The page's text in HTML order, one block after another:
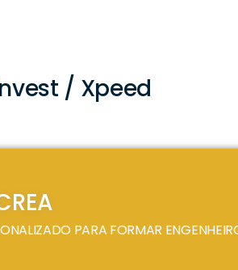
/ Xpeed
PARA FORMAR